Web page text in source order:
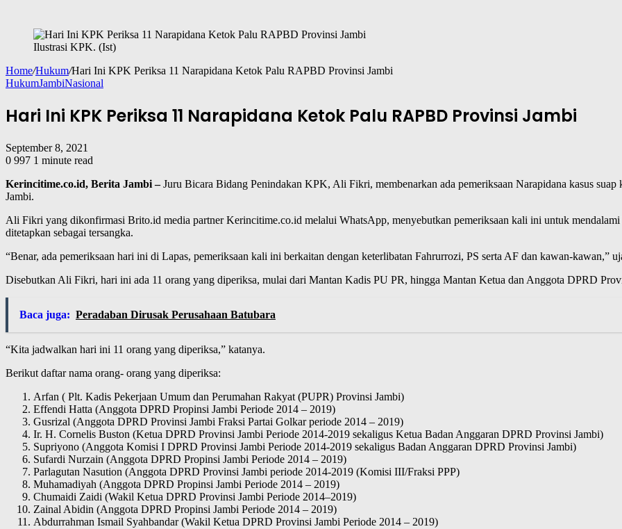
Ilustrasi KPK. (Ist)
Home/Hukum/Hari Ini KPK Periksa 11 Narapidana Ketok Palu RAPBD Provinsi Jambi
HukumJambiNasional
Hari Ini KPK Periksa 11 Narapidana Ketok Palu RAPBD Provinsi Jambi
September 8, 2021
0 997 1 minute read
Kerincitime.co.id, Berita Jambi –Juru Bicara Bidang Penindakan KPK, Ali Fikri, membenarkan ada pemeriksaan Narapidana kasus
Jambi.
Ali Fikri yang dikonfirmasi Brito.id media partner Kerincitime.co.id melalui WhatsApp, menyebutkan pemeriksaan kali ini untuk
ditetapkan sebagai tersangka.
“Benar, ada pemeriksaan hari ini di Lapas, pemeriksaan kali ini berkaitan dengan keterlibatan Fahrurrozi, PS serta AF dan kawan-kawan,”
Disebutkan Ali Fikri, hari ini ada 11 orang yang diperiksa, mulai dari Mantan Kadis PU PR, hingga Mantan Ketua dan Anggota DPRD
Baca juga: Peradaban Dirusak Perusahaan Batubara
“Kita jadwalkan hari ini 11 orang yang diperiksa,” katanya.
Berikut daftar nama orang- orang yang diperiksa:
Arfan ( Plt. Kadis Pekerjaan Umum dan Perumahan Rakyat (PUPR) Provinsi Jambi)
Effendi Hatta (Anggota DPRD Propinsi Jambi Periode 2014 – 2019)
Gusrizal (Anggota DPRD Provinsi Jambi Fraksi Partai Golkar periode 2014 – 2019)
Ir. H. Cornelis Buston (Ketua DPRD Provinsi Jambi Periode 2014-2019 sekaligus Ketua Badan Anggaran DPRD Provinsi Jambi)
Supriyono (Anggota Komisi I DPRD Provinsi Jambi Periode 2014-2019 sekaligus Badan Anggaran DPRD Provinsi Jambi)
Sufardi Nurzain (Anggota DPRD Propinsi Jambi Periode 2014 – 2019)
Parlagutan Nasution (Anggota DPRD Provinsi Jambi periode 2014-2019 (Komisi III/Fraksi PPP)
Muhamadiyah (Anggota DPRD Propinsi Jambi Periode 2014 – 2019)
Chumaidi Zaidi (Wakil Ketua DPRD Provinsi Jambi Periode 2014–2019)
Zainal Abidin (Anggota DPRD Propinsi Jambi Periode 2014 – 2019)
Abdurrahman Ismail Syahbandar (Wakil Ketua DPRD Provinsi Jambi Periode 2014 – 2019)